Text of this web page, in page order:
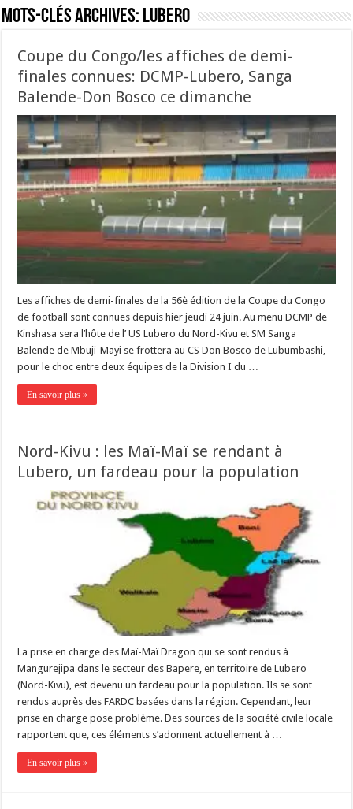
Mots-clés Archives: Lubero
Coupe du Congo/les affiches de demi-
finales connues: DCMP-Lubero, Sanga
Balende-Don Bosco ce dimanche
Les affiches de demi-finales de la 56è édition de la Coupe du Congo
de football sont connues depuis hier jeudi 24 juin. Au menu DCMP de
Kinshasa sera l’hôte de l’ US Lubero du Nord-Kivu et SM Sanga
Balende de Mbuji-Mayi se frottera au CS Don Bosco de Lubumbashi,
pour le choc entre deux équipes de la Division I du …
En savoir plus »
Nord-Kivu : les Maï-Maï se rendant à
Lubero, un fardeau pour la population
La prise en charge des Maï-Maï Dragon qui se sont rendus à
Mangurejipa dans le secteur des Bapere, en territoire de Lubero
(Nord-Kivu), est devenu un fardeau pour la population. Ils se sont
rendus auprès des FARDC basées dans la région. Cependant, leur
prise en charge pose problème. Des sources de la société civile locale
rapportent que, ces éléments s’adonnent actuellement à …
En savoir plus »